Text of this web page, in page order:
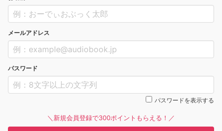
メールアドレス
パスワード
パスワードを表示する
＼新規会員登録で300ポイントもらえる！／